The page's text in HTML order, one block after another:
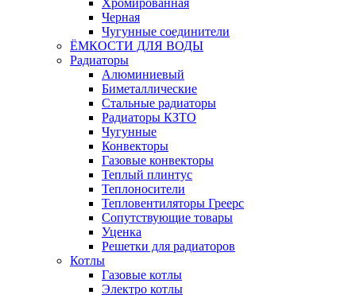
Хромированная
Черная
Чугунные соединители
ЁМКОСТИ ДЛЯ ВОДЫ
Радиаторы
Алюминиевый
Биметаллические
Стальные радиаторы
Радиаторы КЗТО
Чугунные
Конвекторы
Газовые конвекторы
Теплый плинтус
Теплоносители
Тепловентиляторы Греерс
Сопутствующие товары
Уценка
Решетки для радиаторов
Котлы
Газовые котлы
Электро котлы